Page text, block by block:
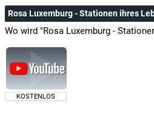
Rosa Luxemburg - Stationen ihres
Wo wird "Rosa Luxemburg -
KOSTENLOS